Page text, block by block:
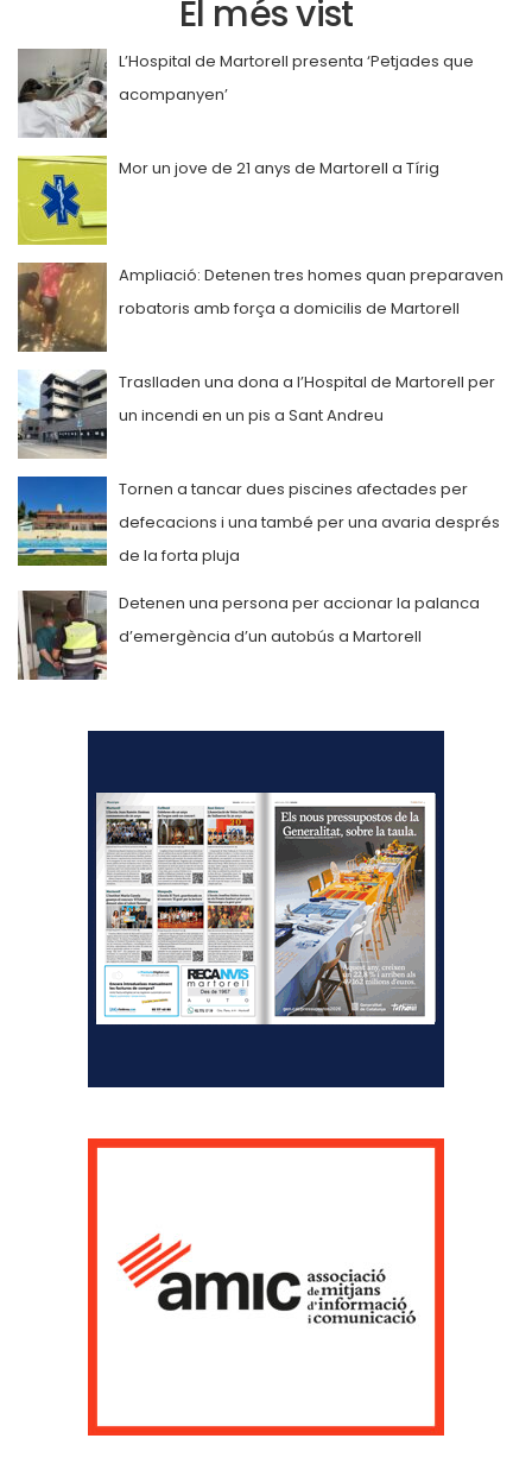
El més vist
L’Hospital de Martorell presenta ‘Petjades que
acompanyen’
Mor un jove de 21 anys de Martorell a Tírig
Ampliació: Detenen tres homes quan preparaven
robatoris amb força a domicilis de Martorell
Traslladen una dona a l’Hospital de Martorell per
un incendi en un pis a Sant Andreu
Tornen a tancar dues piscines afectades per
defecacions i una també per una avaria després
de la forta pluja
Detenen una persona per accionar la palanca
d’emergència d’un autobús a Martorell